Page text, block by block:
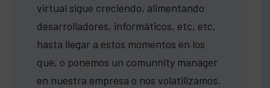
virtual sigue creciendo, alimentando
desarrolladores, informáticos, etc, etc,
hasta llegar a estos momentos en los
que, o ponemos un comunnity manager
en nuestra empresa o nos volatilizamos.